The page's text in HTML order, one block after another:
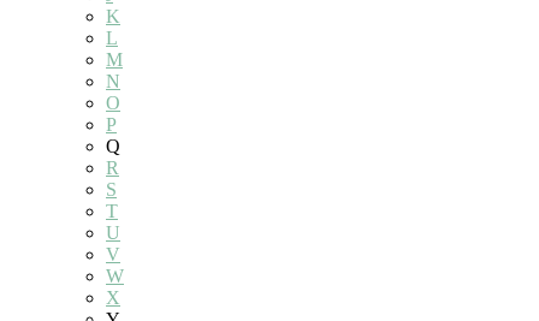
K
L
M
N
O
P
Q
R
S
T
U
V
W
X